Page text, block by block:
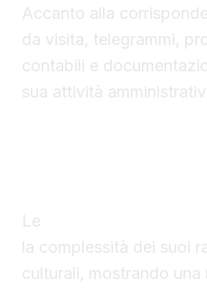
Accanto alla
da visita, telegrammi,
contabili e
sua attività
Le
la complessità dei suoi
culturali, mostrando